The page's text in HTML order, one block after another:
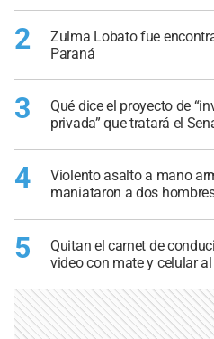
2
Zulma Lobato fue
Paraná
3
Qué dice el proyecto de
privada” que tratará el
4
Violento asalto a mano
maniataron a dos
5
Quitan el carnet de
video con mate y celular